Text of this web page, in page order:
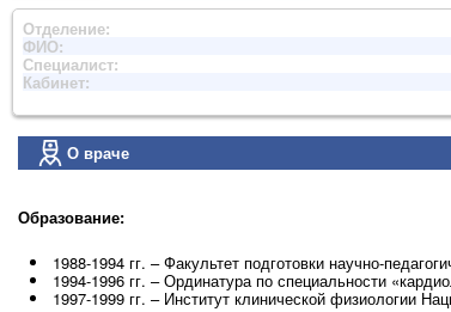
Отделение:
ФИО:
Специалист:
Кабинет:
О враче
Образование:
1988-1994 гг. – Факультет подготовки научно-
1994-1996 гг. – Ординатура по специальности
1997-1999 гг. – Институт клинической физиологии